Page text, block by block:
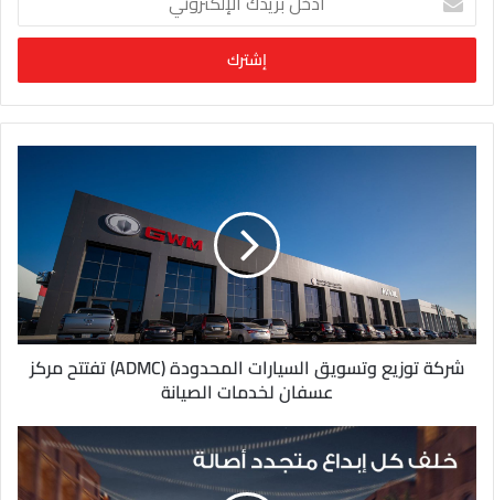
خ
ب
ر
ي
د
ت
ر
شركة توزيع وتسويق السيارات المحدودة (ADMC) تفتتح مركز
عسفان لخدمات الصيانة